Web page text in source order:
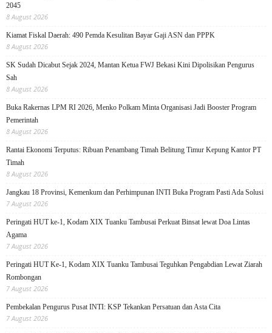
2045
8 August 2026
Kiamat Fiskal Daerah: 490 Pemda Kesulitan Bayar Gaji ASN dan PPPK
8 August 2026
SK Sudah Dicabut Sejak 2024, Mantan Ketua FWJ Bekasi Kini Dipolisikan Pengurus
Sah
8 August 2026
Buka Rakernas LPM RI 2026, Menko Polkam Minta Organisasi Jadi Booster Program
Pemerintah
8 August 2026
Rantai Ekonomi Terputus: Ribuan Penambang Timah Belitung Timur Kepung Kantor PT
Timah
8 August 2026
Jangkau 18 Provinsi, Kemenkum dan Perhimpunan INTI Buka Program Pasti Ada Solusi
7 August 2026
Peringati HUT ke-1, Kodam XIX Tuanku Tambusai Perkuat Binsat lewat Doa Lintas
Agama
7 August 2026
Peringati HUT Ke-1, Kodam XIX Tuanku Tambusai Teguhkan Pengabdian Lewat Ziarah
Rombongan
7 August 2026
Pembekalan Pengurus Pusat INTI: KSP Tekankan Persatuan dan Asta Cita
7 August 2026